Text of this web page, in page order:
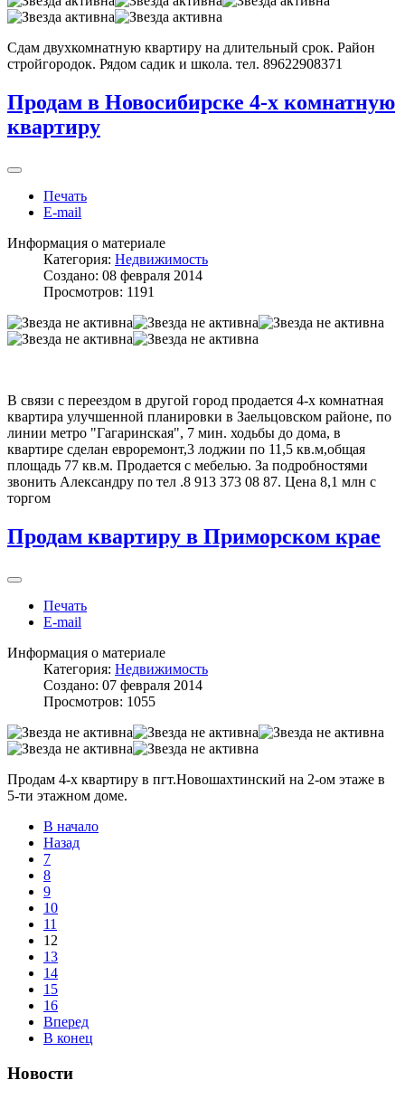
Сдам двухкомнатную квартиру на длительный срок. Район
стройгородок. Рядом садик и школа. тел. 89622908371
Продам в Новосибирске 4-х комнатную
квартиру
Печать
E-mail
Информация о материале
Категория: Недвижимость
Создано: 08 февраля 2014
Просмотров: 1191
В связи с переездом в другой город продается 4-х комнатная
квартира улучшенной планировки в Заельцовском районе, по
линии метро "Гагаринская", 7 мин. ходьбы до дома, в
квартире сделан евроремонт,3 лоджии по 11,5 кв.м,общая
площадь 77 кв.м. Продается с мебелью. За подробностями
звонить Александру по тел .8 913 373 08 87. Цена 8,1 млн с
торгом
Продам квартиру в Приморском крае
Печать
E-mail
Информация о материале
Категория: Недвижимость
Создано: 07 февраля 2014
Просмотров: 1055
Продам 4-х квартиру в пгт.Новошахтинский на 2-ом этаже в
5-ти этажном доме.
В начало
Назад
7
8
9
10
11
12
13
14
15
16
Вперед
В конец
Новости